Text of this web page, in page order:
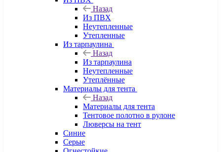
Назад
Из ПВХ
Неутепленные
Утепленные
Из тарпаулина
Назад
Из тарпаулина
Неутепленные
Утеплённые
Материалы для тента
Назад
Материалы для тента
Тентовое полотно в рулоне
Люверсы на тент
Синие
Серые